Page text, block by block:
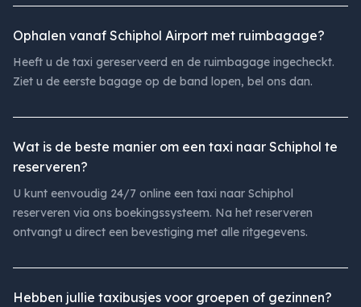
Ophalen vanaf Schiphol Airport met ruimbagage?
Heeft u de taxi gereserveerd en de ruimbagage ingecheckt.
Ziet u de eerste bagage op de band lopen, bel ons dan.
Wat is de beste manier om een taxi naar Schiphol te
reserveren?
U kunt eenvoudig 24/7 online een taxi naar Schiphol
reserveren via ons boekingssysteem. Na het reserveren
ontvangt u direct een bevestiging met alle ritgegevens.
Hebben jullie taxibusjes voor groepen of gezinnen?